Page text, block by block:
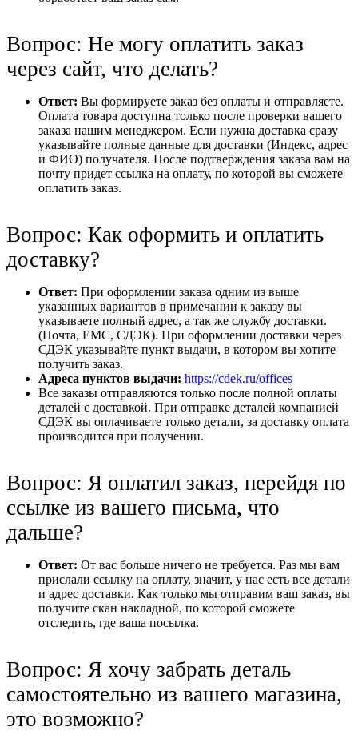
Вопрос: Не могу оплатить заказ
через сайт, что делать?
Ответ: Вы формируете заказ без оплаты и отправляете.
Оплата товара доступна только после проверки вашего
заказа нашим менеджером. Если нужна доставка сразу
указывайте полные данные для доставки (Индекс, адрес
и ФИО) получателя. После подтверждения заказа вам на
почту придет ссылка на оплату, по которой вы сможете
оплатить заказ.
Вопрос: Как оформить и оплатить
доставку?
Ответ: При оформлении заказа одним из выше
указанных вариантов в примечании к заказу вы
указываете полный адрес, а так же службу доставки.
(Почта, ЕМС, СДЭК). При оформлении доставки через
СДЭК указывайте пункт выдачи, в котором вы хотите
получить заказ.
Адреса пунктов выдачи: https://cdek.ru/offices
Все заказы отправляются только после полной оплаты
деталей с доставкой. При отправке деталей компанией
СДЭК вы оплачиваете только детали, за доставку оплата
производится при получении.
Вопрос: Я оплатил заказ, перейдя по
ссылке из вашего письма, что
дальше?
Ответ: От вас больше ничего не требуется. Раз мы вам
прислали ссылку на оплату, значит, у нас есть все детали
и адрес доставки. Как только мы отправим ваш заказ, вы
получите скан накладной, по которой сможете
отследить, где ваша посылка.
Вопрос: Я хочу забрать деталь
самостоятельно из вашего магазина,
это возможно?